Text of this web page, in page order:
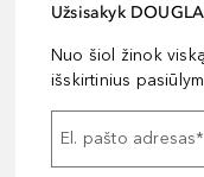
Užsisakyk
Nuo šiol žinok
išskirtinius
El. pašto adresas*